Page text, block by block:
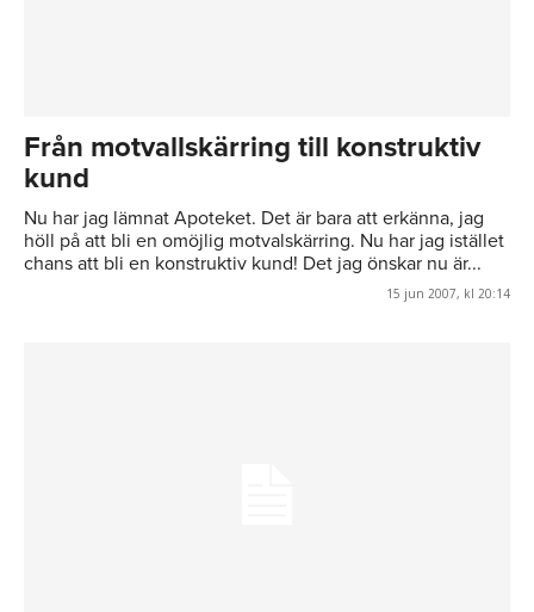
Från motvallskärring till konstruktiv
kund
Nu har jag lämnat Apoteket. Det är bara att erkänna, jag
höll på att bli en omöjlig motvalskärring. Nu har jag istället
chans att bli en konstruktiv kund! Det jag önskar nu är...
15 jun 2007, kl 20:14